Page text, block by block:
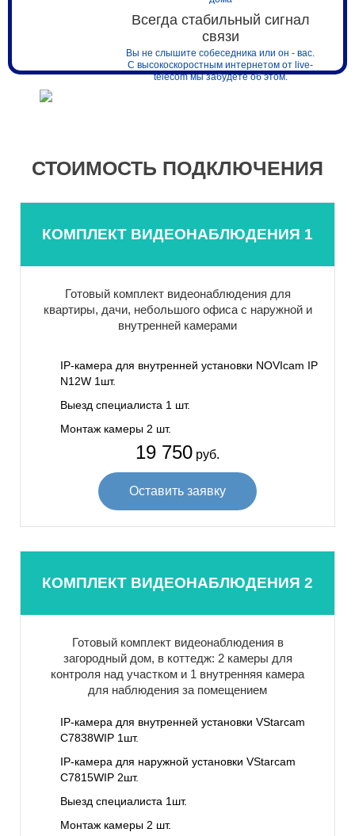
Всегда стабильный сигнал
связи
Вы не слышите собеседника или он - вас.
С высокоскоростным интернетом от live-
telecom мы забудете об этом.
СТОИМОСТЬ ПОДКЛЮЧЕНИЯ
КОМПЛЕКТ ВИДЕОНАБЛЮДЕНИЯ 1
Готовый комплект видеонаблюдения для
квартиры, дачи, небольшого офиса с наружной и
внутренней камерами
IP-камера для внутренней установки NOVIcam IP
N12W 1шт.
Выезд специалиста 1 шт.
Монтаж камеры 2 шт.
19 750 руб.
Оставить заявку
КОМПЛЕКТ ВИДЕОНАБЛЮДЕНИЯ 2
Готовый комплект видеонаблюдения в
загородный дом, в коттедж: 2 камеры для
контроля над участком и 1 внутренняя камера
для наблюдения за помещением
IP-камера для внутренней установки VStarcam
C7838WIP 1шт.
IP-камера для наружной установки VStarcam
C7815WIP 2шт.
Выезд специалиста 1шт.
Монтаж камеры 2 шт.